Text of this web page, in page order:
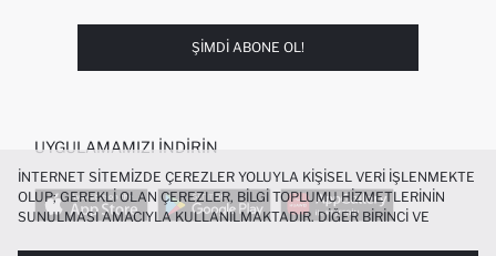
ŞIMDI ABONE OL!
UYGULAMAMIZI İNDIRIN
İNTERNET SITEMIZDE ÇEREZLER YOLUYLA KIŞISEL VERI IŞLENMEKTE
OLUP; GEREKLI OLAN ÇEREZLER, BILGI TOPLUMU HIZMETLERININ
SUNULMASI AMACIYLA KULLANILMAKTADIR. DIĞER BIRINCI VE